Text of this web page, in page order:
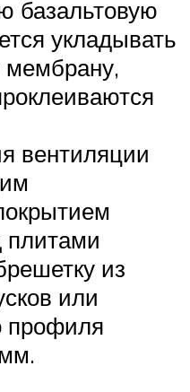
базальтовую
укладывать
мембрану,
вентиляции
плитами
из
или
профиля